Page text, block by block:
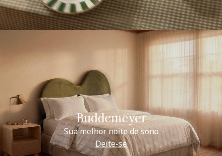
Buddemeyer
Sua melhor noite de sono
Deite-se